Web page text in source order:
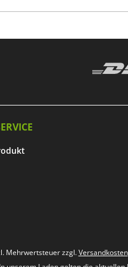
Mehrwertsteuer zzgl.Versandkosten